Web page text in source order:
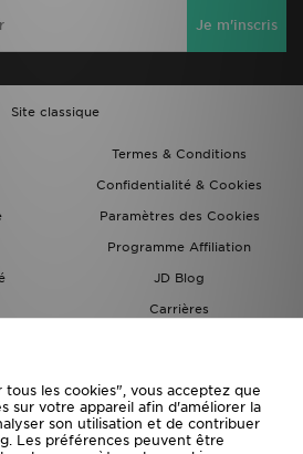
Je m'inscris
Site classique
Termes & Conditions
Confidentialité & Cookies
Paramètres des Cookies
Programme Affiliation
JD Blog
Carrières
les cookies", vous acceptez que
sur votre appareil afin d'améliorer la
son utilisation et de contribuer
Les préférences peuvent être